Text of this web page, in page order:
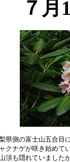
７月
県側の富士山五合目
クナゲが咲き始めて
頂も隠れていました